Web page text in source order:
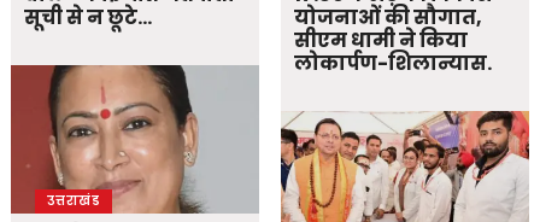
सूची से न छूटे…
उत्तराखंड
योजनाओं की सौगात,
सीएम धामी ने किया
लोकार्पण-शिलान्यास.